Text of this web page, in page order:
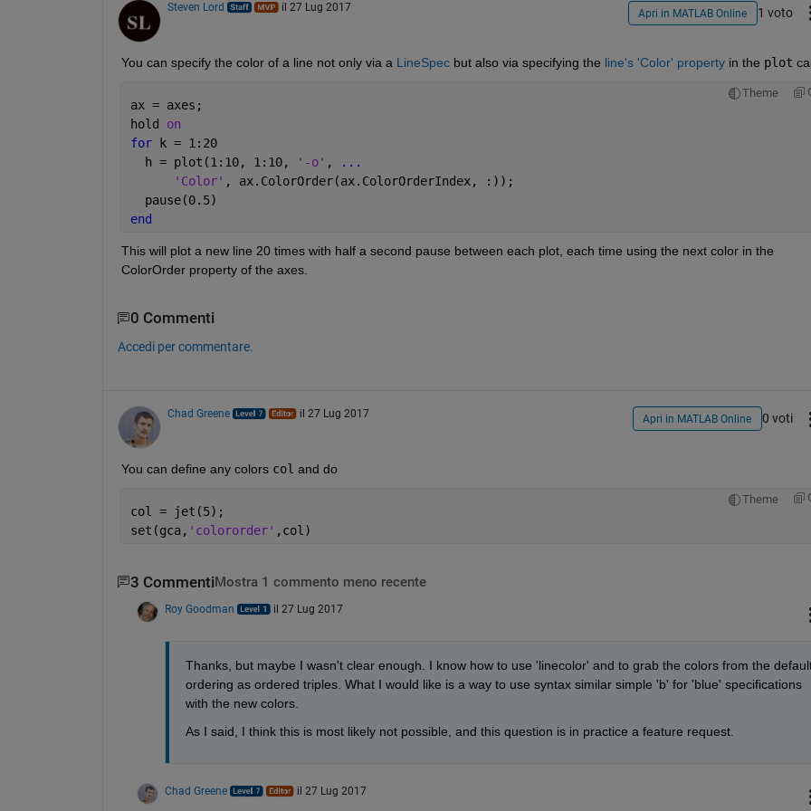
Steven Lord il 27 Lug 2017 Apri in MATLAB Online 1 voto
You can specify the color of a line not only via a LineSpec but also via specifying the line's 'Color' property in the plot
Theme
ax = axes;
hold on
for
k = 1:20
  h = plot(1:10, 1:10,
'-o' ,
...
'Color' , ax.ColorOrder(ax.ColorOrderIndex, :));
  pause(0.5)
end
This will plot a new line 20 times with half a second pause between each plot, each time using the next color in the
ColorOrder property of the axes.
0 Commenti
Accedi per commentare.
Chad Greene il 27 Lug 2017 Apri in MATLAB Online 0 voti
You can define any colors col and do
Theme
col = jet(5);
set(gca, 'colororder' ,col)
3 Commenti Mostra 1 commento meno recente
Roy Goodman il 27 Lug 2017
Thanks, but maybe I wasn't clear enough. I know how to use 'linecolor' and to grab the colors from the
ordering as ordered triples. What I would like is a way to use syntax similar simple 'b' for 'blue' specifications
with the new colors.
As I said, I think this is most likely not possible, and this question is in practice a feature request.
Chad Greene il 27 Lug 2017